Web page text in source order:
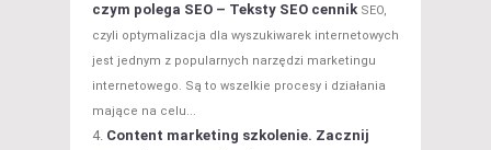
czym polega SEO – Teksty SEO cennik SEO,
czyli optymalizacja dla wyszukiwarek internetowych
jest jednym z popularnych narzędzi marketingu
internetowego. Są to wszelkie procesy i działania
mające na celu...
Content marketing szkolenie. Zacznij